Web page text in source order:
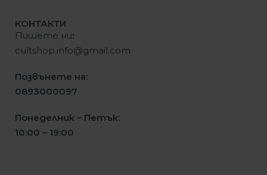
КОНТАКТИ
Пишете ни:
cultshop.info@gmail.com
Позвънете на:
0893000097
Понеделник – Петък:
10:00 – 19:00